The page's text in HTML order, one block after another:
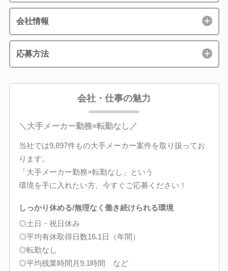
会社情報
応募方法
会社・仕事の魅力
＼大手メーカー勤務×転勤なし／
当社では9,897件もの大手メーカー案件を取り扱ってお
ります。
「大手メーカー勤務×転勤なし」という
環境を手に入れたい方、今すぐご応募ください！
しっかり休める/無理なく働き続けられる環境
◎土日・祝日休み
◎平均有休取得日数16.1日（年間）
◎転勤なし
◎平均残業時間月9.1時間 など